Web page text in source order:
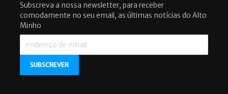
Subscreva a nossa newsletter, para receber
comodamente no seu email, as últimas notícias do Alto
Minho